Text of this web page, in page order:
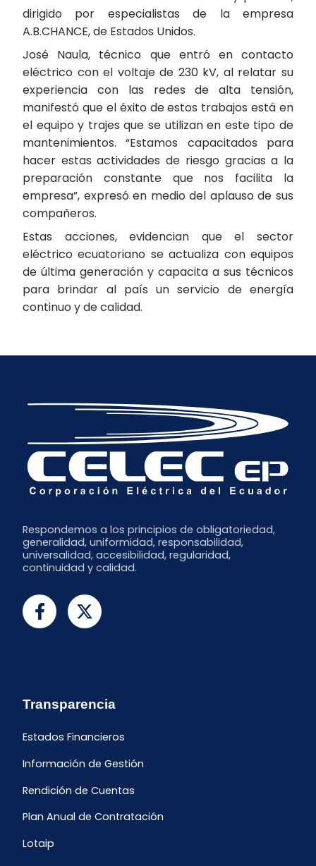
dirigido por especialistas de la empresa
A.B.CHANCE, de Estados Unidos.
José Naula, técnico que entró en contacto
eléctrico con el voltaje de 230 kV, al relatar su
experiencia con las redes de alta tensión,
manifestó que el éxito de estos trabajos está en
el equipo y trajes que se utilizan en este tipo de
mantenimientos. “Estamos capacitados para
hacer estas actividades de riesgo gracias a la
preparación constante que nos facilita la
empresa”, expresó en medio del aplauso de sus
compañeros.
Estas acciones, evidencian que el sector
eléctrico ecuatoriano se actualiza con equipos
de última generación y capacita a sus técnicos
para brindar al país un servicio de energía
continuo y de calidad.
Respondemos a los principios de obligatoriedad,
generalidad, uniformidad, responsabilidad,
universalidad, accesibilidad, regularidad,
continuidad y calidad.
Transparencia
Estados Financieros
Información de Gestión
Rendición de Cuentas
Plan Anual de Contratación
Lotaip